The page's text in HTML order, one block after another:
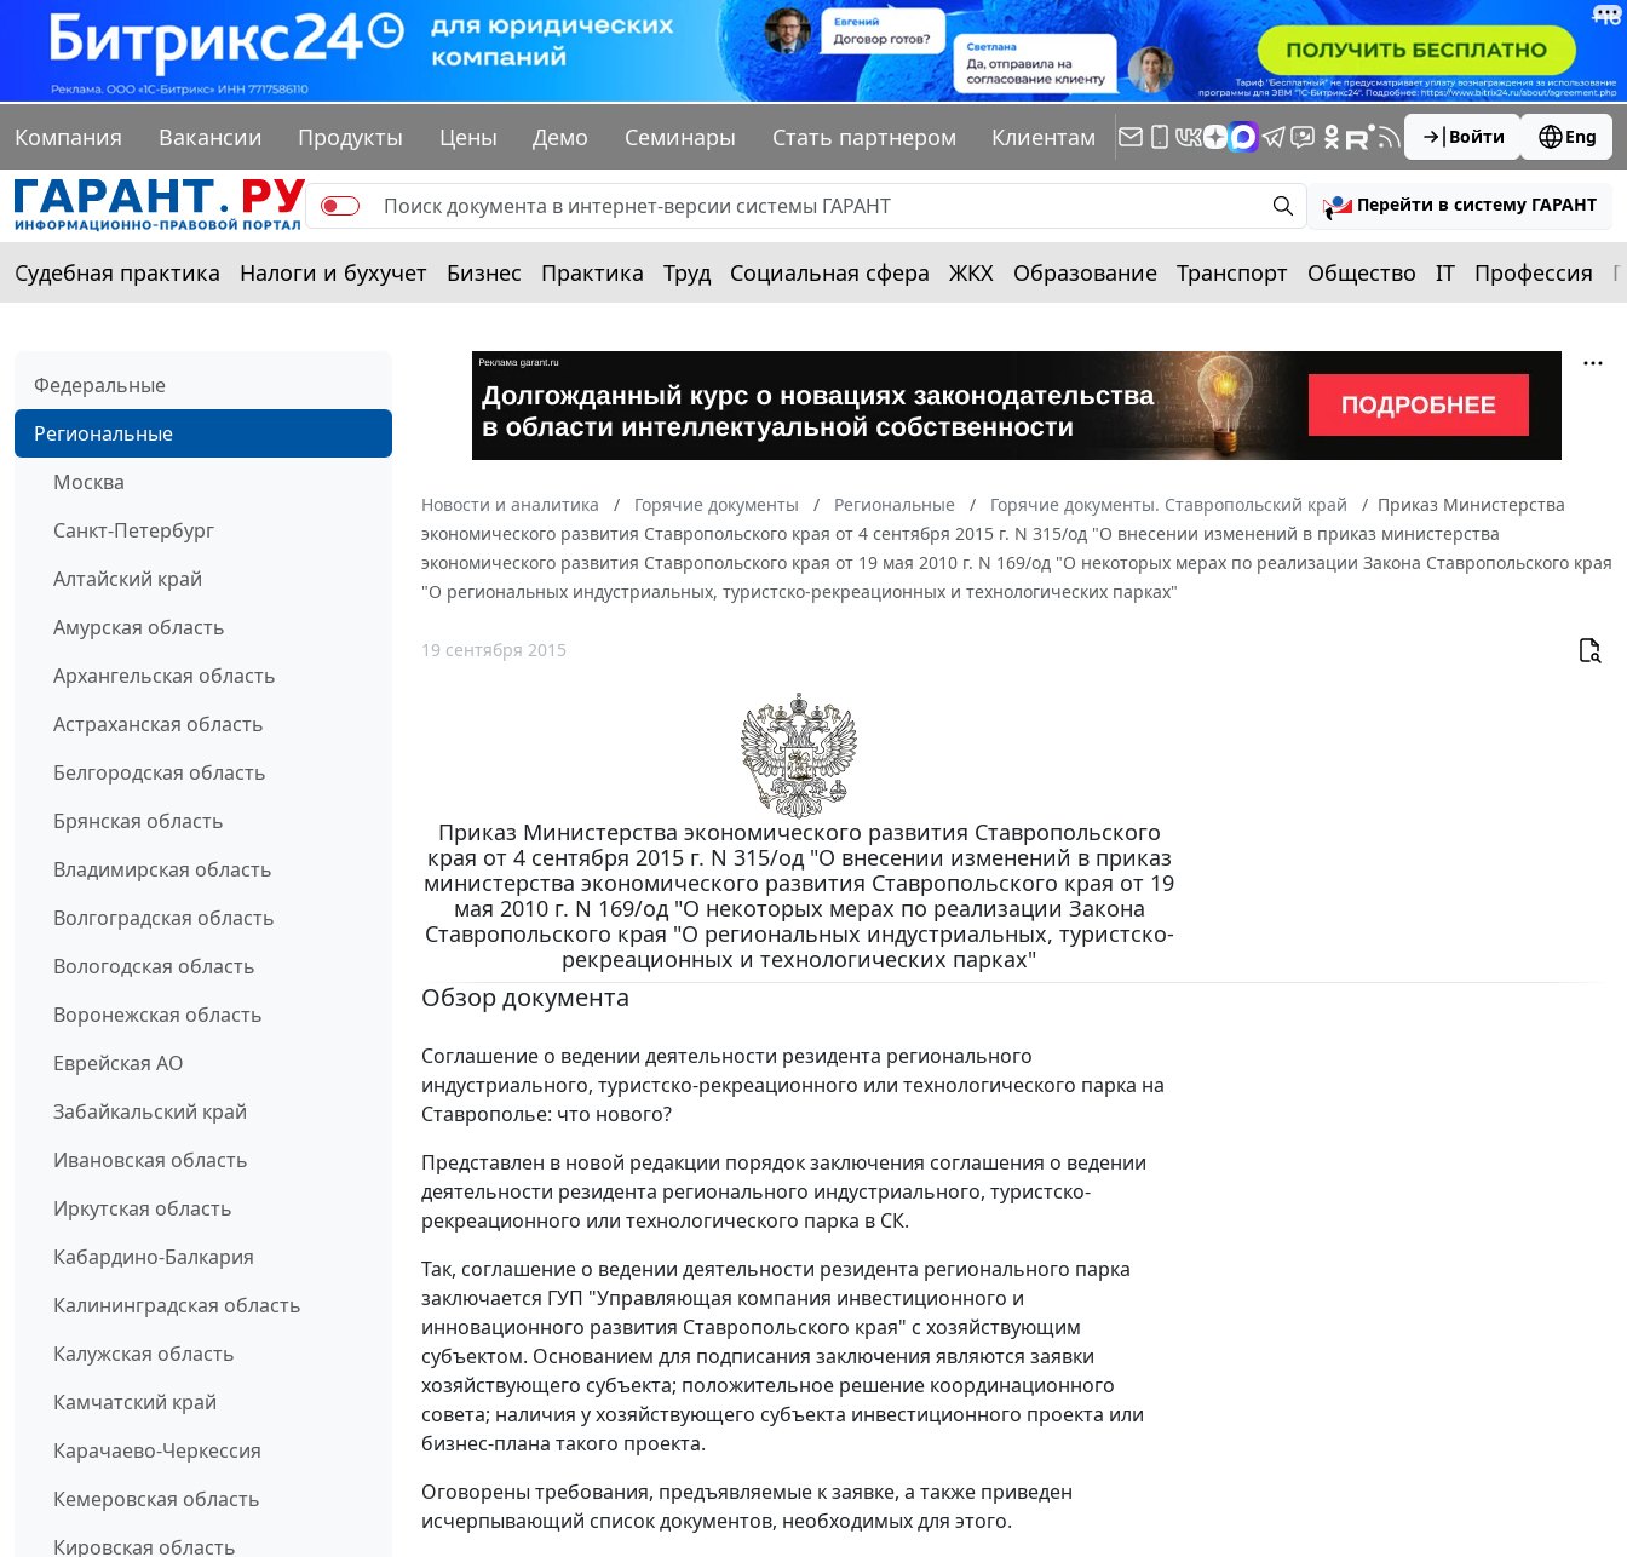
Компания Вакансии Продукты Цены Демо Семинары Стать партнером Клиентам Войти Eng
Перейти в систему ГАРАНТ
Судебная практика Налоги и бухучет Бизнес Практика Труд Социальная сфера ЖКХ Образование Транспорт Общество IT Профессия
Федеральные
Региональные
Москва
Санкт-Петербург
Алтайский край
Амурская область
Архангельская область
Астраханская область
Белгородская область
Брянская область
Владимирская область
Волгоградская область
Вологодская область
Воронежская область
Еврейская АО
Забайкальский край
Ивановская область
Иркутская область
Кабардино-Балкария
Калининградская область
Калужская область
Камчатский край
Карачаево-Черкессия
Кемеровская область
Кировская область
Новости и аналитика Горячие документы Региональные Горячие документы. Ставропольский край
Приказ Министерства
экономического развития Ставропольского края от 4 сентября 2015 г. N 315/од "О внесении изменений в приказ министерства
экономического развития Ставропольского края от 19 мая 2010 г. N 169/од "О некоторых мерах по реализации Закона Ставропольского края
"О региональных индустриальных, туристско-рекреационных и технологических парках"
19 сентября 2015
Приказ Министерства экономического развития Ставропольского
края от 4 сентября 2015 г. N 315/од "О внесении изменений в приказ
министерства экономического развития Ставропольского края от 19
мая 2010 г. N 169/од "О некоторых мерах по реализации Закона
Ставропольского края "О региональных индустриальных, туристско-
рекреационных и технологических парках"
Обзор документа
Соглашение о ведении деятельности резидента регионального
индустриального, туристско-рекреационного или технологического парка на
Ставрополье: что нового?
Представлен в новой редакции порядок заключения соглашения о ведении
деятельности резидента регионального индустриального, туристско-
рекреационного или технологического парка в СК.
Так, соглашение о ведении деятельности резидента регионального парка
заключается ГУП "Управляющая компания инвестиционного и
инновационного развития Ставропольского края" с хозяйствующим
субъектом. Основанием для подписания заключения являются заявки
хозяйствующего субъекта; положительное решение координационного
совета; наличия у хозяйствующего субъекта инвестиционного проекта или
бизнес-плана такого проекта.
Оговорены требования, предъявляемые к заявке, а также приведен
исчерпывающий список документов, необходимых для этого.